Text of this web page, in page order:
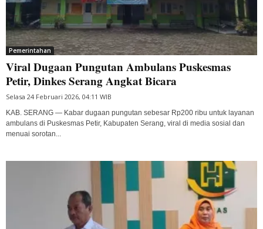
Pemerintahan
Viral Dugaan Pungutan Ambulans Puskesmas
Petir, Dinkes Serang Angkat Bicara
Selasa 24 Februari 2026, 04:11 WIB
KAB. SERANG — Kabar dugaan pungutan sebesar Rp200 ribu untuk layanan
ambulans di Puskesmas Petir, Kabupaten Serang, viral di media sosial dan
menuai sorotan...